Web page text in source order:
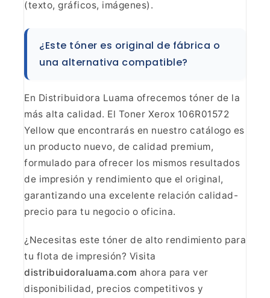
(texto, gráficos, imágenes).
¿Este tóner es original de fábrica o
una alternativa compatible?
En Distribuidora Luama ofrecemos tóner de la
más alta calidad. El Toner Xerox 106R01572
Yellow que encontrarás en nuestro catálogo es
un producto nuevo, de calidad premium,
formulado para ofrecer los mismos resultados
de impresión y rendimiento que el original,
garantizando una excelente relación calidad-
precio para tu negocio o oficina.
¿Necesitas este tóner de alto rendimiento para
tu flota de impresión? Visita
distribuidoraluama.com ahora para ver
disponibilidad, precios competitivos y